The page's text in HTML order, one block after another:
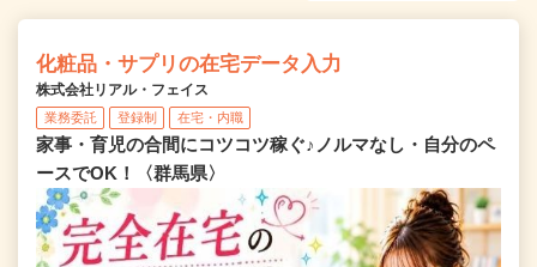
化粧品・サプリの在宅データ入力
株式会社リアル・フェイス
業務委託 登録制 在宅・内職
家事・育児の合間にコツコツ稼ぐ♪ノルマなし・自分のペ
ースでOK！〈群馬県〉